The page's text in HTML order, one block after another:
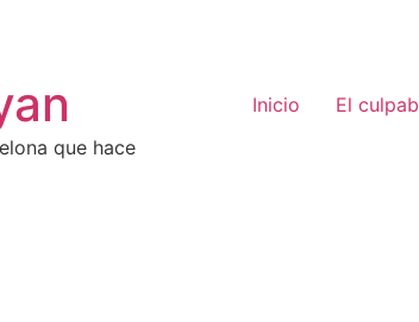
que hace
Inicio El